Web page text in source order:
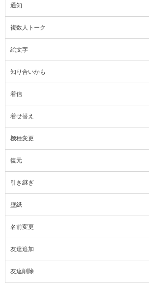
通知
複数人トーク
絵文字
知り合いかも
着信
着せ替え
機種変更
復元
引き継ぎ
壁紙
名前変更
友達追加
友達削除